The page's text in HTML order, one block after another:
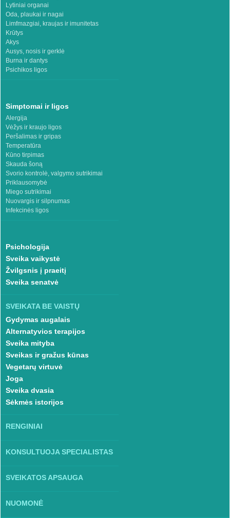
Lytiniai organai
Oda, plaukai ir nagai
Limfmazgiai, kraujas ir imunitetas
Krūtys
Akys
Ausys, nosis ir gerklė
Burna ir dantys
Psichikos ligos
Simptomai ir ligos
Alergija
Vėžys ir kraujo ligos
Peršalimas ir gripas
Temperatūra
Kūno tirpimas
Skauda šoną
Svorio kontrolė, valgymo sutrikimai
Priklausomybė
Miego sutrikimai
Nuovargis ir silpnumas
Infekcinės ligos
Psichologija
Sveika vaikystė
Žvilgsnis į praeitį
Sveika senatvė
SVEIKATA BE VAISTŲ
Gydymas augalais
Alternatyvios terapijos
Sveika mityba
Sveikas ir gražus kūnas
Vegetarų virtuvė
Joga
Sveika dvasia
Sėkmės istorijos
RENGINIAI
KONSULTUOJA SPECIALISTAS
SVEIKATOS APSAUGA
NUOMONĖ